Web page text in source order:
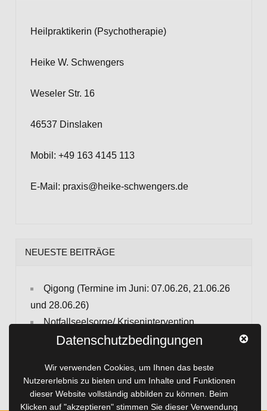
Heilpraktikerin (Psychotherapie)
Heike W. Schwengers
Weseler Str. 16
46537 Dinslaken
Mobil: +49 163 4145 113
E-Mail: praxis@heike-schwengers.de
NEUESTE BEITRÄGE
Qigong (Termine im Juni: 07.06.26, 21.06.26
und 28.06.26)
Notfallseelsorge/ Krisenintervention
Sport für die Seele
Hochsensibilität
Datenschutzbedingungen
Wir verwenden Cookies, um Ihnen das beste
Nutzererlebnis zu bieten und um Inhalte und Funktionen
dieser Website vollständig abbilden zu können. Beim
Klicken auf "akzeptieren" stimmen Sie dieser Verwendung